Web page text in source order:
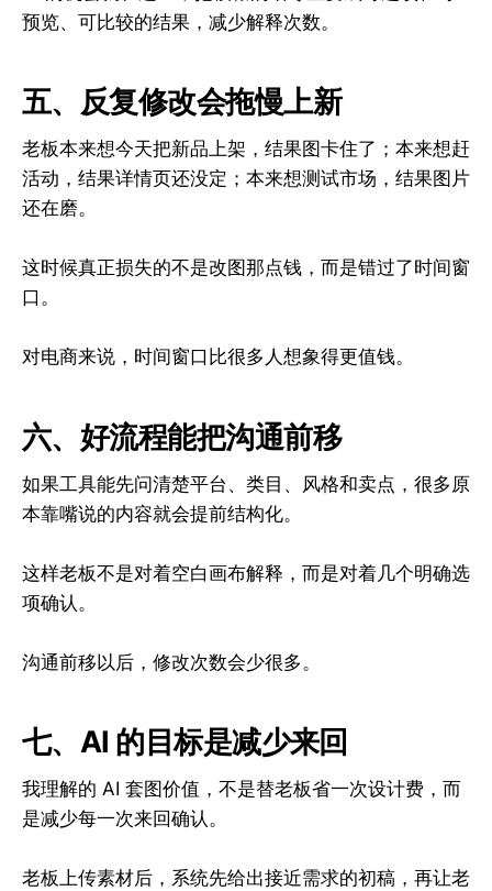
预览、可比较的结果，减少解释次数。
五、反复修改会拖慢上新
老板本来想今天把新品上架，结果图卡住了；本来想赶
活动，结果详情页还没定；本来想测试市场，结果图片
还在磨。
这时候真正损失的不是改图那点钱，而是错过了时间窗
口。
对电商来说，时间窗口比很多人想象得更值钱。
六、好流程能把沟通前移
如果工具能先问清楚平台、类目、风格和卖点，很多原
本靠嘴说的内容就会提前结构化。
这样老板不是对着空白画布解释，而是对着几个明确选
项确认。
沟通前移以后，修改次数会少很多。
七、AI 的目标是减少来回
我理解的 AI 套图价值，不是替老板省一次设计费，而
是减少每一次来回确认。
老板上传素材后，系统先给出接近需求的初稿，再让老